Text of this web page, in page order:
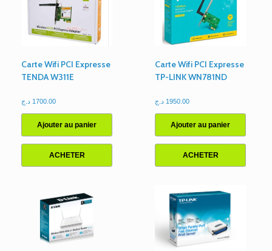
Carte Wifi PCI Expresse
TENDA W311E
1700.00 د.ج
Ajouter au panier
ACHETER
Carte Wifi PCI Expresse
TP-LINK WN781ND
1950.00 د.ج
Ajouter au panier
ACHETER